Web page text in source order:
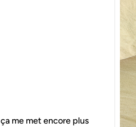
me met encore plus